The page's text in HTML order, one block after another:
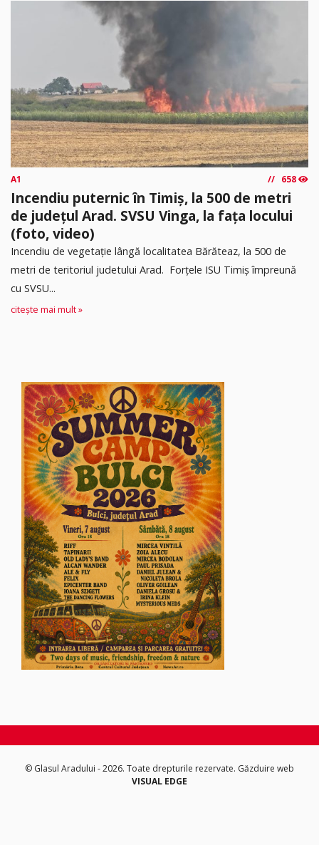
A1 658
Incendiu puternic în Timiș, la 500 de metri
de județul Arad. SVSU Vinga, la fața locului
(foto, video)
Incendiu de vegetație lângă localitatea Bărăteaz, la 500 de
metri de teritoriul judetului Arad. Forțele ISU Timiș împreună
cu SVSU...
citește mai mult »
© Glasul Aradului - 2026. Toate drepturile rezervate. Găzduire web
VISUAL EDGE